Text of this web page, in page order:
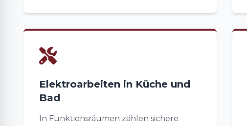
Elektroarbeiten in Küche und
Bad
In Funktionsräumen zählen sichere